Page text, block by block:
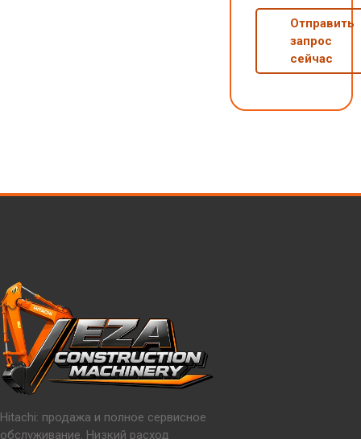
Отправить
запрос
сейчас
Hitachi: продажа и полное сервисное
обслуживание. Низкий расход